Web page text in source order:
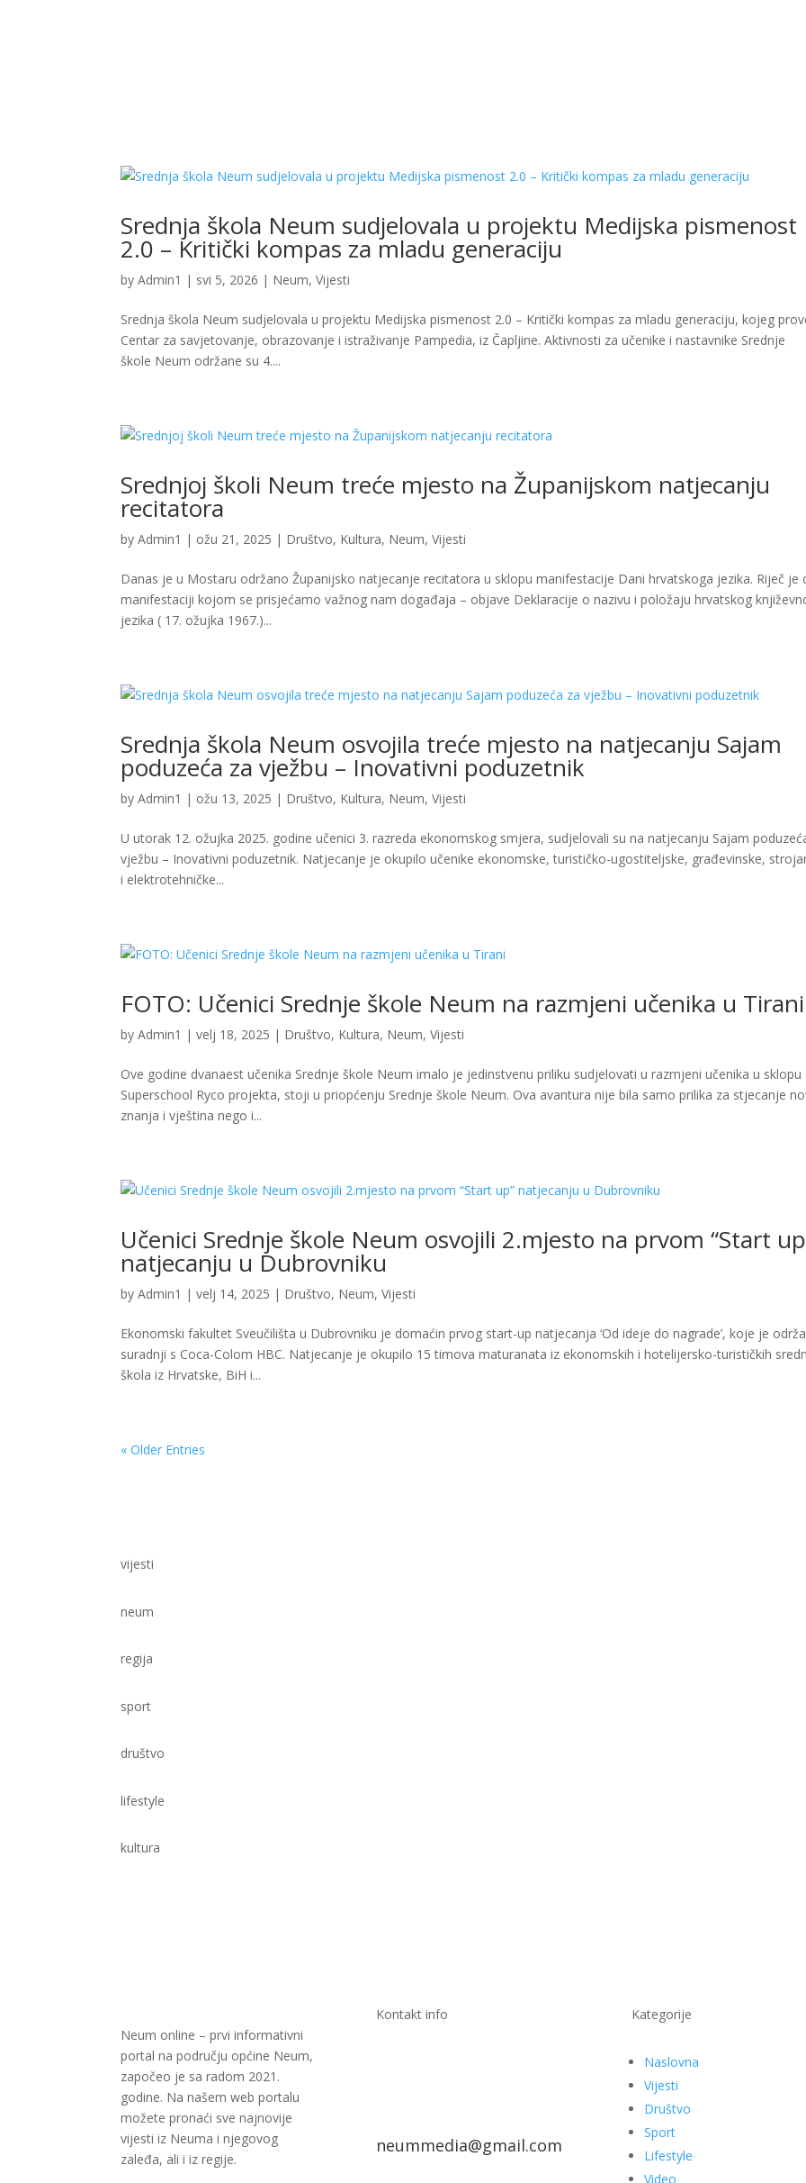
Srednja škola Neum sudjelovala u projektu Medijska pismenost
2.0 – Kritički kompas za mladu generaciju
byAdmin1 | svi 5, 2026 | Neum,Vijesti
Srednja škola Neum sudjelovala u projektu Medijska pismenost 2.0 – Kritički kompas za mladu generaciju, kojeg
Centar za savjetovanje, obrazovanje i istraživanje Pampedia, iz Čapljine. Aktivnosti za učenike i nastavnike Srednje
škole Neum održane su 4....
Srednjoj školi Neum treće mjesto na Županijskom natjecanju
recitatora
byAdmin1 | ožu 21, 2025 | Društvo, Kultura, Neum,Vijesti
Danas je u Mostaru održano Županijsko natjecanje recitatora u sklopu manifestacije Dani hrvatskoga jezika. Riječ je
manifestaciji kojom se prisjećamo važnog nam događaja – objave Deklaracije o nazivu i položaju hrvatskog
jezika ( 17. ožujka 1967.)...
Srednja škola Neum osvojila treće mjesto na natjecanju Sajam
poduzeća za vježbu – Inovativni poduzetnik
byAdmin1 | ožu 13, 2025 | Društvo, Kultura, Neum,Vijesti
U utorak 12. ožujka 2025. godine učenici 3. razreda ekonomskog smjera, sudjelovali su na natjecanju Sajam
vježbu – Inovativni poduzetnik. Natjecanje je okupilo učenike ekonomske, turističko-ugostiteljske, građevinske,
i elektrotehničke...
FOTO: Učenici Srednje škole Neum na razmjeni učenika u Tirani
byAdmin1 |velj 18, 2025 | Društvo, Kultura, Neum,Vijesti
Ove godine dvanaest učenika Srednje škole Neum imalo je jedinstvenu priliku sudjelovati u razmjeni učenika u sklopu
Superschool Ryco projekta, stoji u priopćenju Srednje škole Neum. Ova avantura nije bila samo prilika za stjecanje
znanja i vještina nego i...
Učenici Srednje škole Neum osvojili 2.mjesto na prvom “Start
natjecanju u Dubrovniku
byAdmin1 |velj 14, 2025 | Društvo, Neum,Vijesti
Ekonomski fakultet Sveučilišta u Dubrovniku je domaćin prvog start-up natjecanja ‘Od ideje do nagrade’, koje je
suradnji s Coca-Colom HBC. Natjecanje je okupilo 15 timova maturanata iz ekonomskih i hotelijersko-turističkih
škola iz Hrvatske, BiH i...
« Older Entries
vijesti
neum
regija
sport
društvo
lifestyle
kultura
Neum online – prvi informativni
portal na području općine Neum,
započeo je sa radom 2021.
godine. Na našem web portalu
možete pronaći sve najnovije
vijesti iz Neuma i njegovog
zaleđa, ali i iz regije.
Kontakt info
neummedia@gmail.com
Kategorije
Naslovna
Vijesti
Društvo
Sport
Lifestyle
Video